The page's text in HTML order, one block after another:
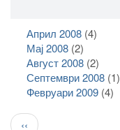
Април 2008(4)
Мај 2008(2)
Август 2008(2)
Септември 2008(1)
Февруари 2009(4)
Pagination
Previous
‹‹